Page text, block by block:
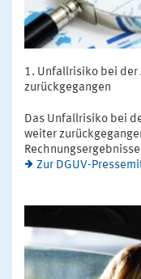
Unfallrisiko bei
zurückgegangen
Das Unfallrisiko bei
weiter
Zur DGUV-